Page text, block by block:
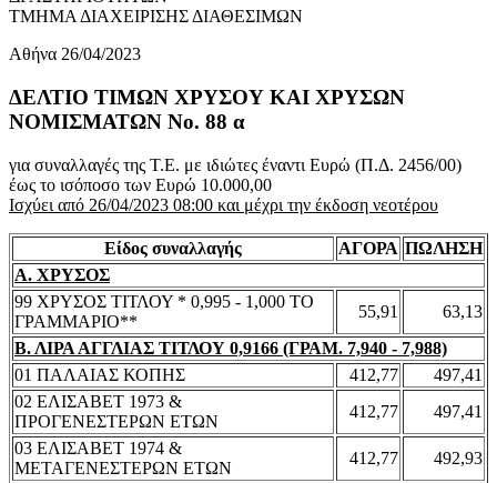
ΤΜΗΜΑ ΔΙΑΧΕΙΡΙΣΗΣ ΔΙΑΘΕΣΙΜΩΝ
Αθήνα 26/04/2023
ΔΕΛΤΙΟ ΤΙΜΩΝ ΧΡΥΣΟΥ ΚΑΙ ΧΡΥΣΩΝ
ΝΟΜΙΣΜΑΤΩΝ No. 88 α
για συναλλαγές της Τ.Ε. με ιδιώτες έναντι Ευρώ (Π.Δ. 2456/00)
έως το ισόποσο των Ευρώ 10.000,00
Ισχύει από 26/04/2023 08:00 και μέχρι την έκδοση νεοτέρου
Είδος συναλλαγής ΑΓΟΡΑ ΠΩΛΗΣΗ
Α. ΧΡΥΣΟΣ
99 ΧΡΥΣΟΣ ΤΙΤΛΟΥ * 0,995 - 1,000 ΤΟ
ΓΡΑΜΜΑΡΙΟ**
55,91
63,13
Β. ΛΙΡΑ ΑΓΓΛΙΑΣ ΤΙΤΛΟΥ 0,9166 (ΓΡΑΜ. 7,940 - 7,988)
01 ΠΑΛΑΙΑΣ ΚΟΠΗΣ
412,77
497,41
02 ΕΛΙΣΑΒΕΤ 1973 &
ΠΡΟΓΕΝΕΣΤΕΡΩΝ ΕΤΩΝ
412,77
497,41
03 ΕΛΙΣΑΒΕΤ 1974 &
ΜΕΤΑΓΕΝΕΣΤΕΡΩΝ ΕΤΩΝ
412,77
492,93